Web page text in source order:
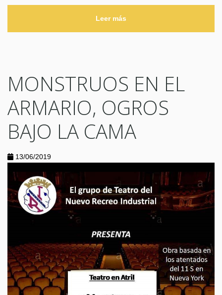
Leer más
MONSTRUOS EN EL
ARMARIO, OGROS
BAJO LA CAMA
13/06/2019